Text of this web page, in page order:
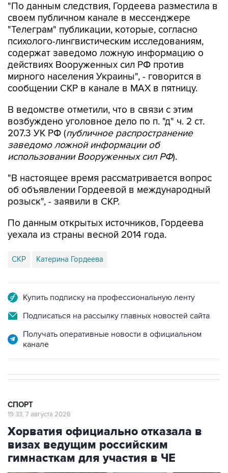
"По данным следствия, Гордеева разместила в
своем публичном канале в мессенджере
"Телеграм" публикации, которые, согласно
психолого-лингвистическим исследованиям,
содержат заведомо ложную информацию о
действиях Вооруженных сил РФ против
мирного населения Украины", - говорится в
сообщении СКР в канале в MAX в пятницу.
В ведомстве отметили, что в связи с этим
возбуждено уголовное дело по п. "д" ч. 2 ст.
207.3 УК РФ (публичное распространение
заведомо ложной информации об
использовании Вооруженных сил РФ).
"В настоящее время рассматривается вопрос
об объявлении Гордеевой в международный
розыск", - заявили в СКР.
По данным открытых источников, Гордеева
уехала из страны весной 2014 года.
СКР Катерина Гордеева
Купить подписку на профессиональную ленту
Подписаться на рассылку главных новостей сайта
Получать оперативные новости в официальном
канале
СПОРТ
19:33, 7 августа 2026
Хорватия официально отказала в
визах ведущим российским
гимнасткам для участия в ЧЕ